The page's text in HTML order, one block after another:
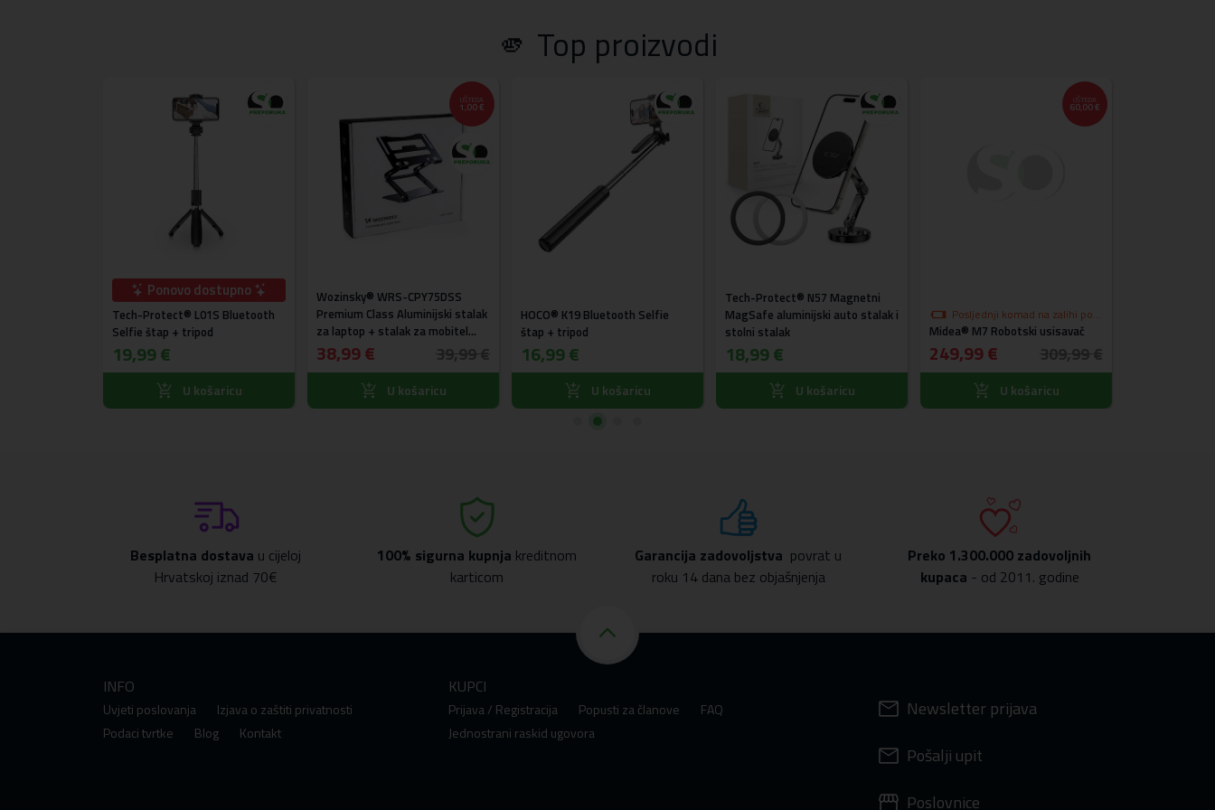
🫵 Top proizvodi
Ponovo dostupno
Tech-Protect® L01S Bluetooth
Selfie štap + tripod
19,99 €
U košaricu
UŠTEDA
1,00 €
Wozinsky® WRS-CPY75DSS
Premium Class Aluminijski stalak
za laptop + stalak za mobitel
gratis (crni)
38,99 €
U košaricu
HOCO® K19 Bluetooth Selfie
štap + tripod
16,99 €
U košaricu
Tech-Protect® N57 Magnetni
MagSafe aluminijski auto stalak i
stolni stalak
18,99 €
U košaricu
UŠTEDA
60,00 €
Posljednji komad na zalihi po
akcijskoj cijeni
Midea® M7 Robotski usisavač
249,99 €
U košaricu
Besplatna dostava u cijeloj
Hrvatskoj iznad 70€
100% sigurna kupnja kreditnom
karticom
Garancija zadovoljstva povrat u
roku 14 dana bez objašnjenja
Preko 1.300.000 zadovoljnih
kupaca - od 2011. godine
INFO
Uvjeti poslovanja
Izjava o zaštiti privatnosti
Podaci tvrtke
Blog Kontakt
KUPCI
Prijava / Registracija Popusti za članove
FAQ
Jednostrani raskid ugovora
Newsletter prijava
Pošalji upit
Poslovnice